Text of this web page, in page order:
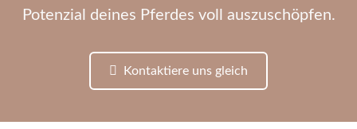
Potenzial deines Pferdes voll auszuschöpfen.
Kontaktiere uns gleich